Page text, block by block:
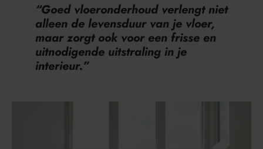
“Goed vloeronderhoud verlengt niet
alleen de levensduur van je vloer,
maar zorgt ook voor een frisse en
uitnodigende uitstraling in je
interieur.”